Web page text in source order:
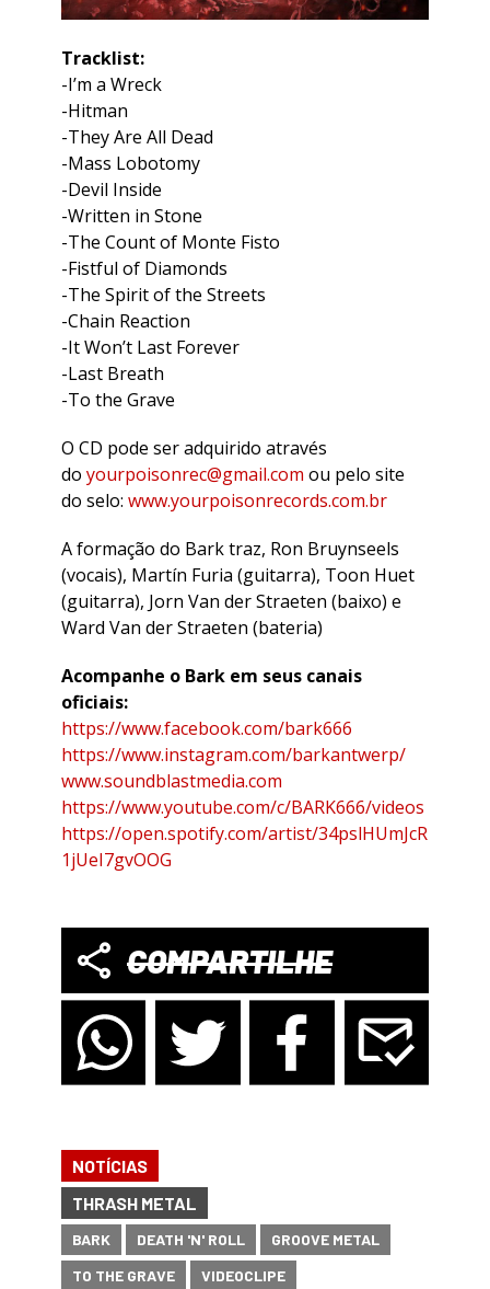
Tracklist:
-I’m a Wreck
-Hitman
-They Are All Dead
-Mass Lobotomy
-Devil Inside
-Written in Stone
-The Count of Monte Fisto
-Fistful of Diamonds
-The Spirit of the Streets
-Chain Reaction
-It Won’t Last Forever
-Last Breath
-To the Grave
O CD pode ser adquirido através
do yourpoisonrec@gmail.com ou pelo site
do selo: www.yourpoisonrecords.com.br
A formação do Bark traz, Ron Bruynseels
(vocais), Martín Furia (guitarra), Toon Huet
(guitarra), Jorn Van der Straeten (baixo) e
Ward Van der Straeten (bateria)
Acompanhe o Bark em seus canais
oficiais:
https://www.facebook.com/bark666
https://www.instagram.com/barkantwerp/
www.soundblastmedia.com
https://www.youtube.com/c/BARK666/videos
https://open.spotify.com/artist/34pslHUmJcR
1jUeI7gvOOG
COMPARTILHE
NOTÍCIAS
THRASH METAL
BARK DEATH 'N' ROLL
GROOVE METAL
TO THE GRAVE
VIDEOCLIPE